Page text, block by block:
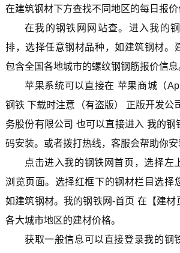
在建筑钢材下方查找不同地区的每日报价
在我的钢铁网网站查。进入我的
排，选择任意钢材品种，如建筑钢材。
包含全国各地城市的螺纹钢钢筋报价信息
苹果系统可以直接在 苹果商城（
钢铁 下载时注意（有盗版） 正版开发公
务股份有限公司 也可以直接进入 我的钢
码安装。或者拨打热线，客服会帮助你安
点击进入我的钢铁网首页，选择左
浏览页面。选择红框下的钢材栏目选择
如建筑钢材。我的钢铁网-首页 在【建材
各大城市地区的建材价格。
获取一般信息可以直接登录我的钢